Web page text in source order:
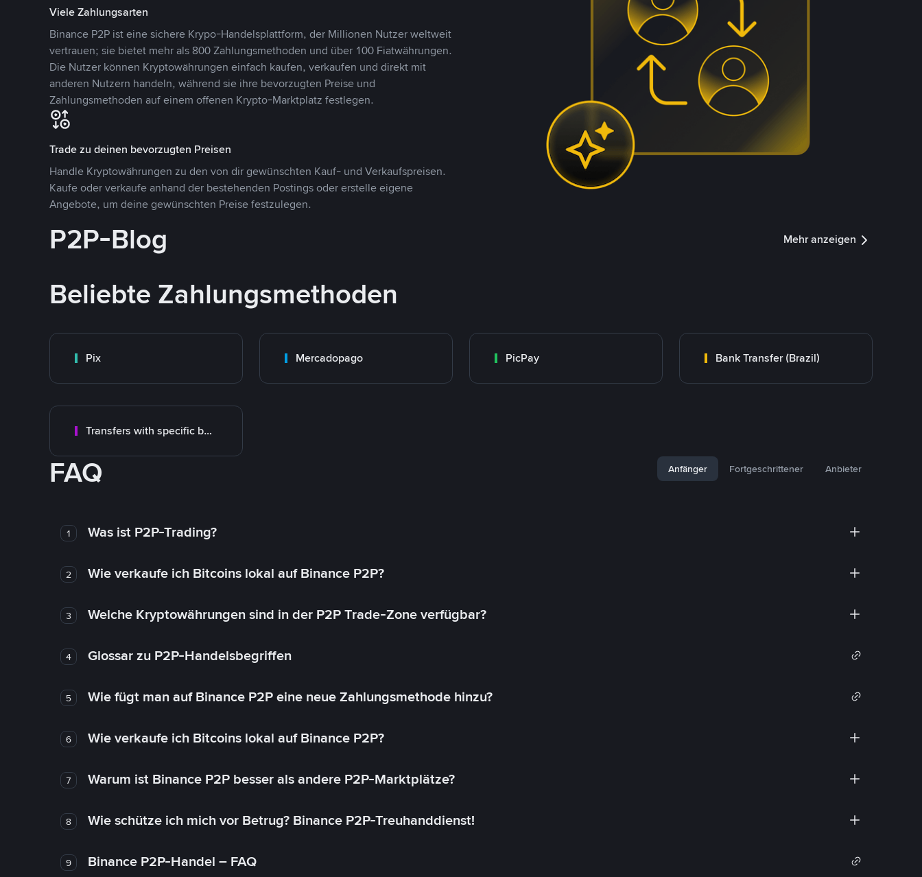
Viele Zahlungsarten
Binance P2P ist eine sichere Krypo-Handelsplattform, der Millionen Nutzer weltweit
vertrauen; sie bietet mehr als 800 Zahlungsmethoden und über 100 Fiatwährungen.
Die Nutzer können Kryptowährungen einfach kaufen, verkaufen und direkt mit
anderen Nutzern handeln, während sie ihre bevorzugten Preise und
Zahlungsmethoden auf einem offenen Krypto-Marktplatz festlegen.
Trade zu deinen bevorzugten Preisen
Handle Kryptowährungen zu den von dir gewünschten Kauf- und Verkaufspreisen.
Kaufe oder verkaufe anhand der bestehenden Postings oder erstelle eigene
Angebote, um deine gewünschten Preise festzulegen.
P2P-Blog Mehr anzeigen
Beliebte Zahlungsmethoden
Pix Mercadopago PicPay Bank Transfer (Brazil)
Transfers with specific bank
FAQ Anfänger Fortgeschrittener Anbieter
1 Was ist P2P-Trading?
2 Wie verkaufe ich Bitcoins lokal auf Binance P2P?
3 Welche Kryptowährungen sind in der P2P Trade-Zone verfügbar?
4 Glossar zu P2P-Handelsbegriffen
5 Wie fügt man auf Binance P2P eine neue Zahlungsmethode hinzu?
6 Wie verkaufe ich Bitcoins lokal auf Binance P2P?
7 Warum ist Binance P2P besser als andere P2P-Marktplätze?
8 Wie schütze ich mich vor Betrug? Binance P2P-Treuhanddienst!
9 Binance P2P-Handel – FAQ